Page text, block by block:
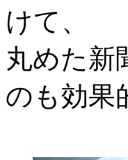
けて、
丸めた新
のも効果